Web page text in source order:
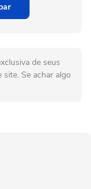
de seus
Se achar algo